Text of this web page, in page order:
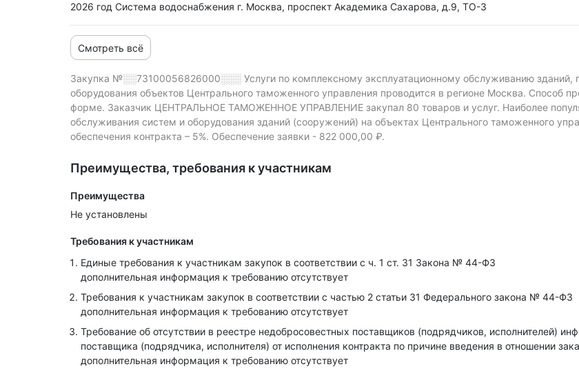
2026 год Система водоснабжения г. Москва, проспект Академика Сахарова, д.9, ТО-3
Смотреть всё
Закупка №░░73100056826000░░░ Услуги по комплексному эксплуатационному обслуживанию
оборудования объектов Центрального таможенного управления проводится в регионе Москва. Способ
форме. Заказчик ЦЕНТРАЛЬНОЕ ТАМОЖЕННОЕ УПРАВЛЕНИЕ закупал 80 товаров и услуг. Наиболее
обслуживания систем и оборудования зданий (сооружений) на объектах Центрального таможенного
обеспечения контракта – 5%. Обеспечение заявки - 822 000,00 ₽.
Преимущества, требования к участникам
Преимущества
Не установлены
Требования к участникам
Единые требования к участникам закупок в соответствии с ч. 1 ст. 31 Закона № 44-ФЗ
дополнительная информация к требованию отсутствует
Требования к участникам закупок в соответствии с частью 2 статьи 31 Федерального закона № 44-ФЗ
дополнительная информация к требованию отсутствует
Требование об отсутствии в реестре недобросовестных поставщиков (подрядчиков, исполнителей)
поставщика (подрядчика, исполнителя) от исполнения контракта по причине введения в отношении
дополнительная информация к требованию отсутствует